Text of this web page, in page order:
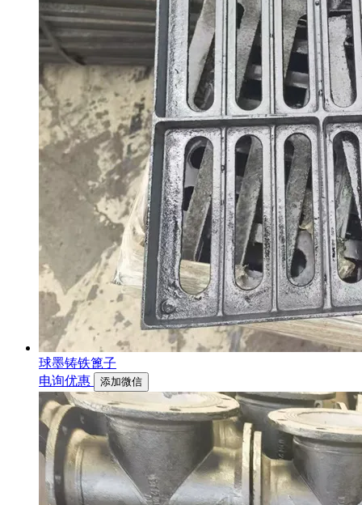
球墨铸铁篦子
电询优惠
添加微信